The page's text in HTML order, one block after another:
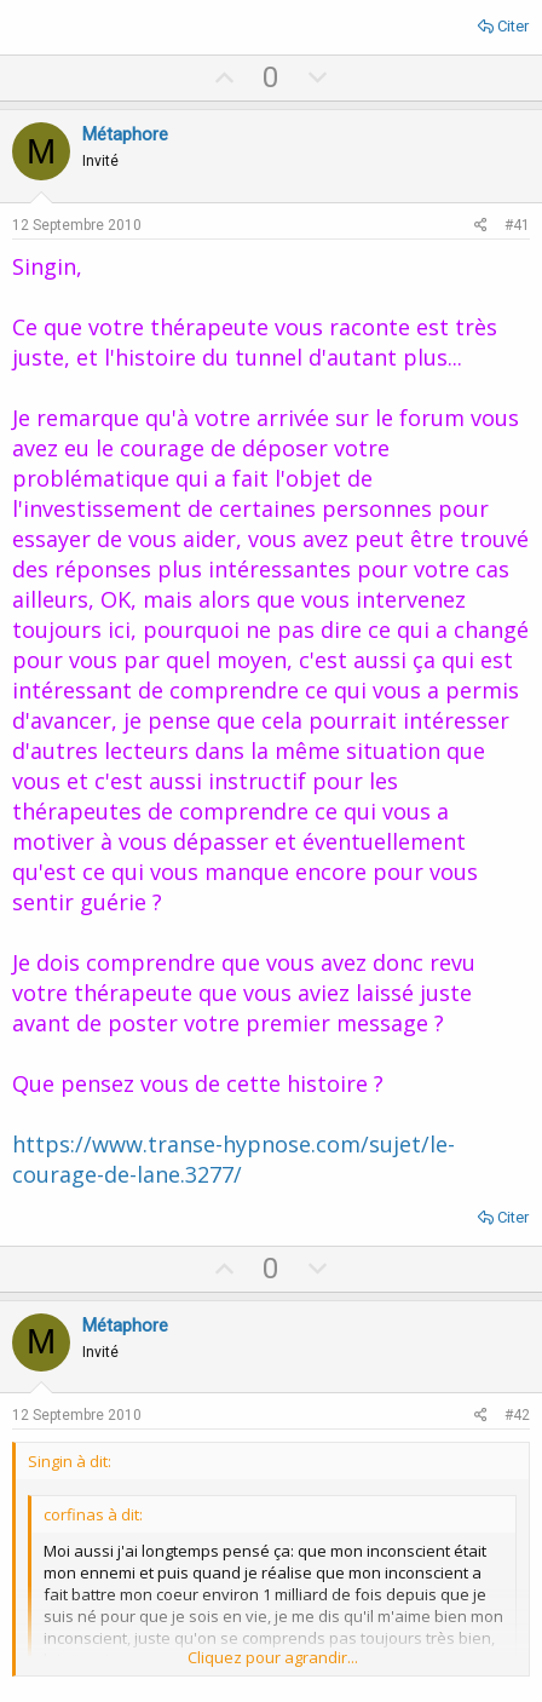
Citer
p
0
o
M Métaphore
Invité
12 Septembre 2010 #41
Singin,
Ce que votre thérapeute vous raconte est très
juste, et l'histoire du tunnel d'autant plus...
Je remarque qu'à votre arrivée sur le forum vous
avez eu le courage de déposer votre
problématique qui a fait l'objet de
l'investissement de certaines personnes pour
essayer de vous aider, vous avez peut être trouvé
des réponses plus intéressantes pour votre cas
ailleurs, OK, mais alors que vous intervenez
toujours ici, pourquoi ne pas dire ce qui a changé
pour vous par quel moyen, c'est aussi ça qui est
intéressant de comprendre ce qui vous a permis
d'avancer, je pense que cela pourrait intéresser
d'autres lecteurs dans la même situation que
vous et c'est aussi instructif pour les
thérapeutes de comprendre ce qui vous a
motiver à vous dépasser et éventuellement
qu'est ce qui vous manque encore pour vous
sentir guérie ?
Je dois comprendre que vous avez donc revu
votre thérapeute que vous aviez laissé juste
avant de poster votre premier message ?
Que pensez vous de cette histoire ?
https://www.transe-hypnose.com/sujet/le-
courage-de-lane.3277/
Citer
p
t
0
o
v
M Métaphore
Invité
12 Septembre 2010 #42
Singin à dit:
corfinas à dit:
Moi aussi j'ai longtemps pensé ça: que mon inconscient était
mon ennemi et puis quand je réalise que mon inconscient a
fait battre mon coeur environ 1 milliard de fois depuis que je
suis né pour que je sois en vie, je me dis qu'il m'aime bien mon
inconscient, juste qu'on se comprends pas toujours très bien,
Cliquez pour agrandir...